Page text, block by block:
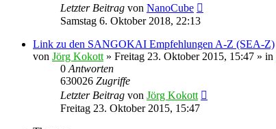
Letzter Beitrag von NanoCube
Samstag 6. Oktober 2018, 22:13
Link zu den SANGOKAI Empfehlungen A-Z (SEA-Z)
von Jörg Kokott » Freitag 23. Oktober 2015, 15:47 » in
0 Antworten
630026 Zugriffe
Letzter Beitrag von Jörg Kokott
Freitag 23. Oktober 2015, 15:47